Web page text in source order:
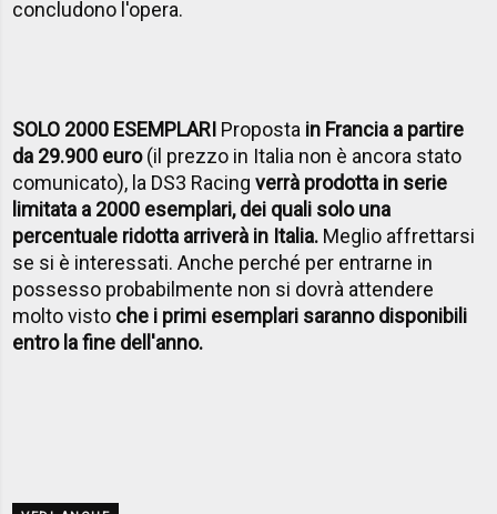
concludono l'opera.
SOLO 2000 ESEMPLARI Proposta in Francia a partire
da 29.900 euro(il prezzo in Italia non è ancora stato
comunicato), la DS3 Racingverrà prodotta in serie
limitata a 2000 esemplari, dei quali solo una
percentuale ridotta arriverà in Italia. Meglio affrettarsi
se si è interessati. Anche perché per entrarne in
possesso probabilmente non si dovrà attendere
molto visto che i primi esemplari saranno disponibili
entro la fine dell'anno.